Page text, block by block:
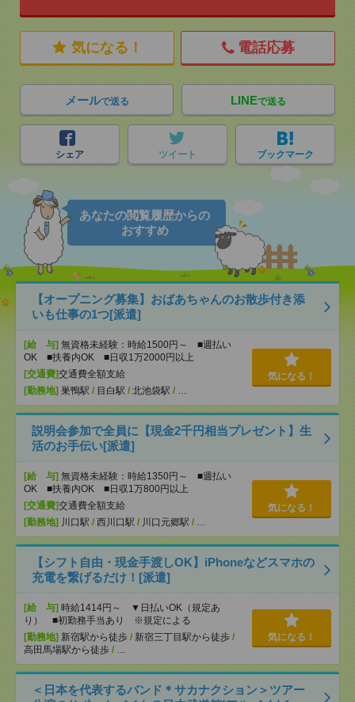
気になる！ 電話応募
メールで送る LINEで送る
シェア ツイート ブックマーク
あなたの閲覧履歴からの
おすすめ
【オープニング募集】おばあちゃんのお散歩付き添
いも仕事の1つ[派遣]
[給 与] 無資格未経験：時給1500円～ ■週払い
OK ■扶養内OK ■日収1万2000円以上
[交通費]交通費全額支給
[勤務地] 巣鴨駅 / 目白駅 / 北池袋駅 / …
気になる！
説明会参加で全員に【現金2千円相当プレゼント】生
活のお手伝い[派遣]
[給 与] 無資格未経験：時給1350円～ ■週払い
OK ■扶養内OK ■日収1万800円以上
[交通費]交通費全額支給
[勤務地] 川口駅 / 西川口駅 / 川口元郷駅 / …
気になる！
【シフト自由・現金手渡しOK】iPhoneなどスマホの
充電を繋げるだけ！[派遣]
[給 与] 時給1414円～ ▼日払いOK（規定あ
り） ■初勤務手当あり ※規定による
[勤務地] 新宿駅から徒歩 / 新宿三丁目駅から徒歩 /
高田馬場駅から徒歩 / …
気になる！
＜日本を代表するバンド＊サカナクション＞ツアー